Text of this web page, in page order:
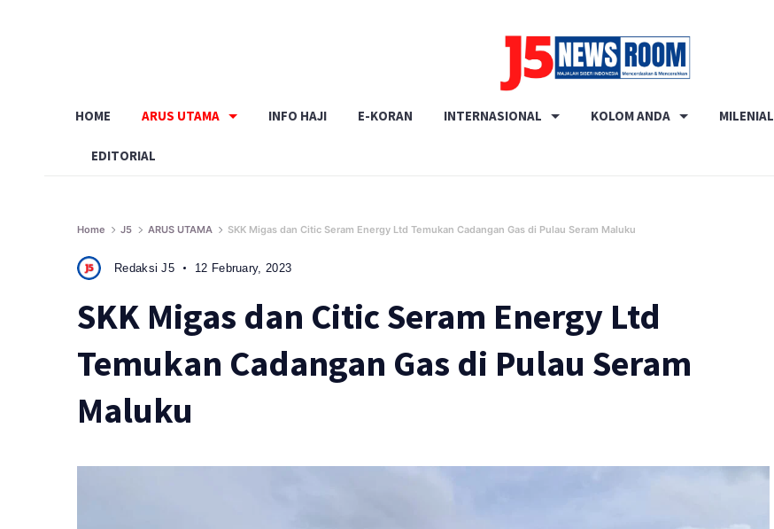
Terverifikasi
HOME ARUS UTAMA INFO HAJI E-KORAN INTERNASIONAL KOLOM ANDA MILENIAL
EDITORIAL
Home J5 ARUS UTAMA SKK Migas dan Citic Seram Energy Ltd Temukan Cadangan Gas di Pulau Seram Maluku
Redaksi J5 12 February, 2023
SKK Migas dan Citic Seram Energy Ltd
Temukan Cadangan Gas di Pulau Seram
Maluku